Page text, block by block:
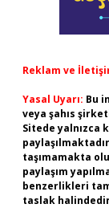
Reklam ve
Yasal Uyarı: Bu
veya şahıs
Sitede yalnızca
taşımamakta
paylaşım
benzerlikleri
taslak